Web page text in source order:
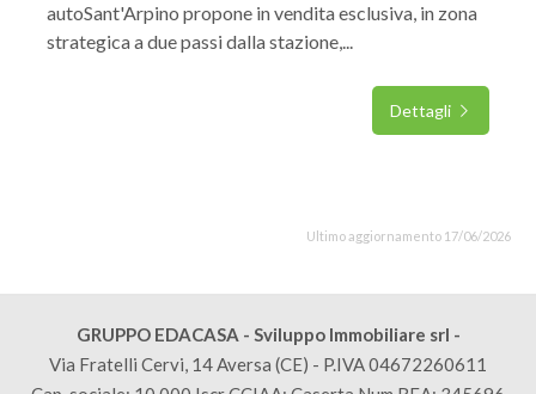
autoSant'Arpino propone in vendita esclusiva, in zona
strategica a due passi dalla stazione,...
Dettagli
Ultimo aggiornamento 17/06/2026
GRUPPO EDACASA - Sviluppo Immobiliare srl -
Via Fratelli Cervi, 14 Aversa (CE) - P.IVA 04672260611